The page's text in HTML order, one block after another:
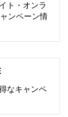
ト・オンラ
ンペーン情
なキャンペ